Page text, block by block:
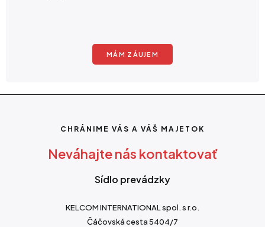
MÁM ZÁUJEM
CHRÁNIME VÁS A VÁŠ MAJETOK
Neváhajte nás kontaktovať
Sídlo prevádzky
KELCOM INTERNATIONAL spol. s r.o.
Čáčovská cesta 5404/7